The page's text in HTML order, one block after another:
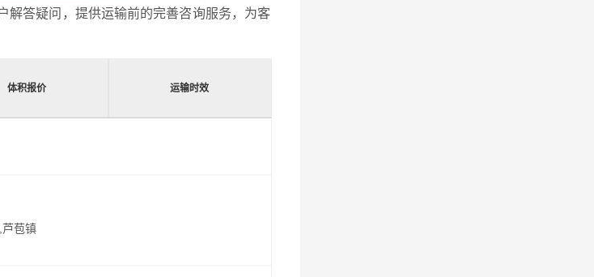
解答疑问，提供运输前的完善咨询服务，为客
体积报价 运输时效
芦苞镇